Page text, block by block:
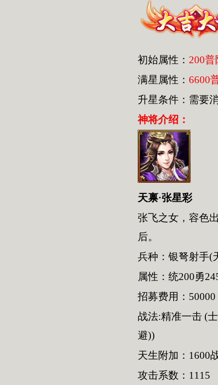
初始属性： 200
满星属性： 6600
升星条件：需要
神将介绍：
天禀·张星彩
张飞之女，容色
后。
兵种：银弩射手(
属性：统200勇
招募费用：50000
战法:精准一击 (
避))
天生附加：1600
攻击系数：1115